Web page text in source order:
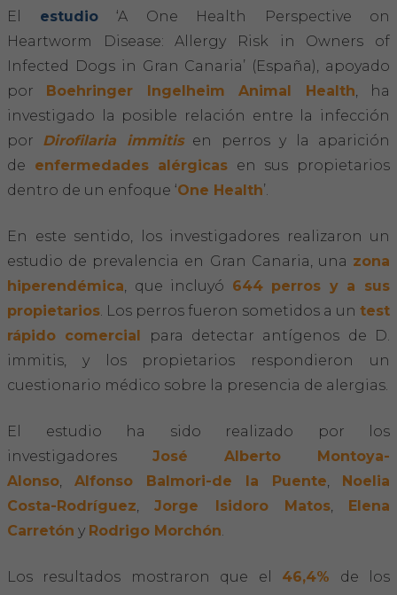
Consejos para tus mascotas
Guía Responsable
Salud animal y salud pública
CONTACTO
El estudio‘A One Health Perspective on
Heartworm Disease: Allergy Risk in Owners of
Infected Dogs in Gran Canaria’ (España), apoyado
por Boehringer Ingelheim Animal Health, ha
investigado la posible relación entre la infección
por Dirofilaria immitisen perros y la aparición
de enfermedades alérgicas en sus propietarios
dentro de un enfoque ‘One Health’.
En este sentido, los investigadores realizaron un
estudio de prevalencia en Gran Canaria, una zona
hiperendémica, que incluyó 644 perros y a sus
propietarios. Los perros fueron sometidos a un test
rápido comercial para detectar antígenos de D.
immitis, y los propietarios respondieron un
cuestionario médico sobre la presencia de alergias.
El estudio ha sido realizado por los
investigadores José Alberto Montoya-
Alonso, Alfonso Balmori-de la Puente, Noelia
Costa-Rodríguez,Jorge Isidoro Matos, Elena
Carretón y Rodrigo Morchón.
Los resultados mostraron que el 46,4% de los